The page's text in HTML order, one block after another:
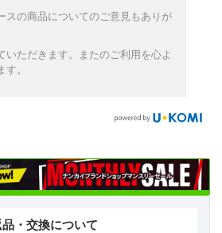
スの商品についてのご意見もありが
いただきます。またのご利用を心よ
。
品・交換について